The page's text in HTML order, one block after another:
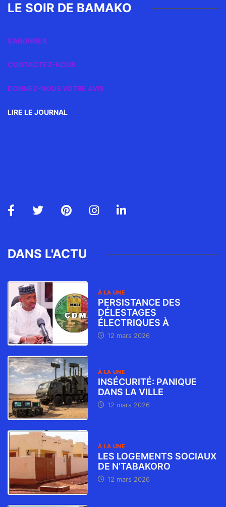
LE SOIR DE BAMAKO
S’ABONNER
CONTACTEZ-NOUS
DONNEZ-NOUS VOTRE AVIS
LIRE LE JOURNAL
DANS L'ACTU
À LA UNE
PERSISTANCE DES
DÉLESTAGES
ÉLECTRIQUES À
12 mars 2026
À LA UNE
INSÉCURITÉ: PANIQUE
DANS LA VILLE
12 mars 2026
À LA UNE
LES LOGEMENTS SOCIAUX
DE N’TABAKORO
12 mars 2026